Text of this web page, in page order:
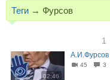
Теги → Фурсов
1
02:46
А.И.Фурсов
45 3